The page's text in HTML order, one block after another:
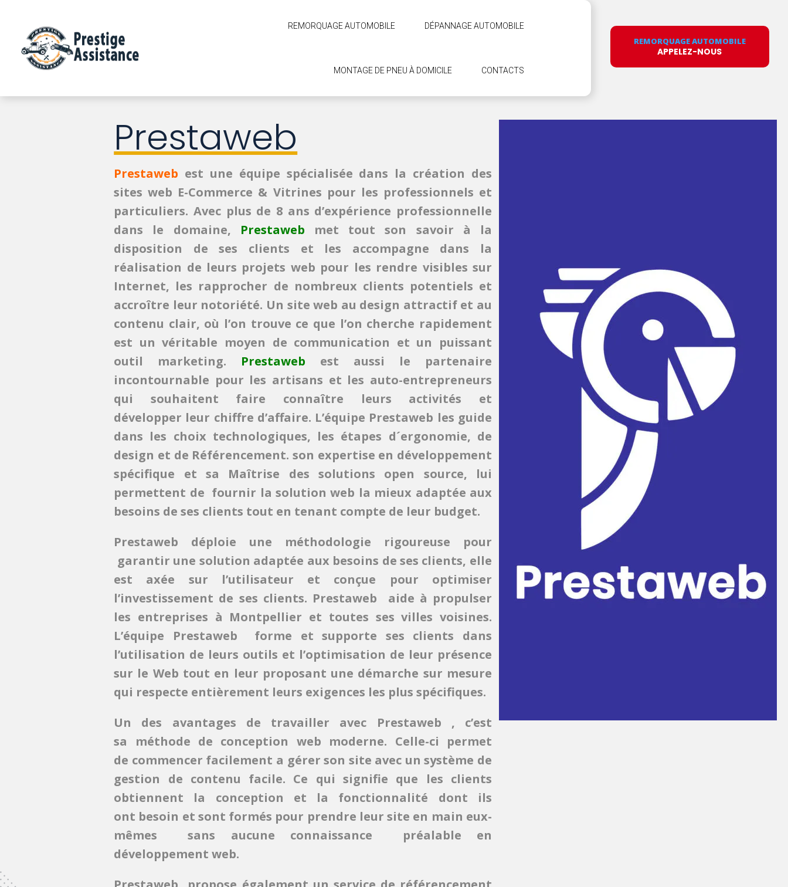
REMORQUAGE AUTOMOBILE DÉPANNAGE AUTOMOBILE
MONTAGE DE PNEU À DOMICILE CONTACTS
REMORQUAGE AUTOMOBILE
APPELEZ-NOUS
Prestaweb
Prestaweb est une équipe spécialisée dans la création des
sites web E-Commerce & Vitrines pour les professionnels et
particuliers. Avec plus de 8 ans d’expérience professionnelle
dans le domaine, Prestaweb met tout son savoir à la
disposition de ses clients et les accompagne dans la
réalisation de leurs projets web pour les rendre visibles sur
Internet, les rapprocher de nombreux clients potentiels et
accroître leur notoriété. Un site web au design attractif et au
contenu clair, où l’on trouve ce que l’on cherche rapidement
est un véritable moyen de communication et un puissant
outil marketing. Prestaweb est aussi le partenaire
incontournable pour les artisans et les auto-entrepreneurs
qui souhaitent faire connaître leurs activités et
développer leur chiffre d’affaire. L’équipe Prestaweb les guide
dans les choix technologiques, les étapes d´ergonomie, de
design et de Référencement. son expertise en développement
spécifique et sa Maîtrise des solutions open source, lui
permettent de fournir la solution web la mieux adaptée aux
besoins de ses clients tout en tenant compte de leur budget.
Prestaweb déploie une méthodologie rigoureuse pour
garantir une solution adaptée aux besoins de ses clients, elle
est axée sur l’utilisateur et conçue pour optimiser
l’investissement de ses clients. Prestaweb aide à propulser
les entreprises à Montpellier et toutes ses villes voisines.
L’équipe Prestaweb forme et supporte ses clients dans
l’utilisation de leurs outils et l’optimisation de leur présence
sur le Web tout en leur proposant une démarche sur mesure
qui respecte entièrement leurs exigences les plus spécifiques.
Un des avantages de travailler avec Prestaweb , c’est
sa méthode de conception web moderne. Celle-ci permet
de commencer facilement a gérer son site avec un système de
gestion de contenu facile. Ce qui signifie que les clients
obtiennent la conception et la fonctionnalité dont ils
ont besoin et sont formés pour prendre leur site en main eux-
mêmes sans aucune connaissance préalable en
développement web.